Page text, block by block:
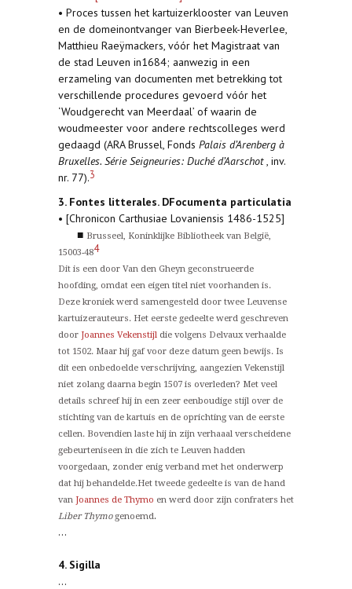
• Proces tussen het kartuizerklooster van Leuven
en de domeinontvanger van Bierbeek-Heverlee,
Matthieu Raeÿmackers, vóór het Magistraat van
de stad Leuven in1684; aanwezig in een
erzameling van documenten met betrekking tot
verschillende procedures gevoerd vóór het
‘Woudgerecht van Meerdaal’ of waarin de
woudmeester voor andere rechtscolleges werd
gedaagd (ARA Brussel, Fonds Palais d’Arenberg à
Bruxelles. Série Seigneuries: Duché d’Aarschot, inv.
nr. 77).3
3. Fontes litterales. DFocumenta particulatia
• [Chronicon Carthusiae Lovaniensis 1486-1525]
■ Brusseel, Koninklijke Bibliotheek van België,
15003-484
Dit is een door Van den Gheyn geconstrueerde
hoofding, omdat een eigen titel niet voorhanden is.
Deze kroniek werd samengesteld door twee Leuvense
kartuizerauteurs. Het eerste gedeelte werd geschreven
door Joannes Vekenstijl die volgens Delvaux verhaalde
tot 1502. Maar hij gaf voor deze datum geen bewijs. Is
dit een onbedoelde verschrijving, aangezien Vekenstijl
niet zolang daarna begin 1507 is overleden? Met veel
details schreef hij in een zeer eenboudige stijl over de
stichting van de kartuis en de oprichting van de eerste
cellen. Bovendien laste hij in zijn verhaaal verscheidene
gebeurteniseen in die zich te Leuven hadden
voorgedaan, zonder enig verband met het onderwerp
dat hij behandelde.Het tweede gedeelte is van de hand
van Joannes de Thymo en werd door zijn confraters het
Liber Thymogenoemd.
...
4. Sigilla
...